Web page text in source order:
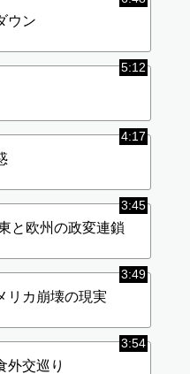
ウン
5:12
4:17
3:45
と欧州の政変連鎖
3:49
リカ崩壊の現実
3:54
外交巡り